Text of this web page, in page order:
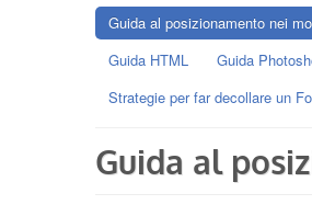
Guida al posizionamento nei
Guida HTML
Guida
Strategie per far decollare un
Guida al